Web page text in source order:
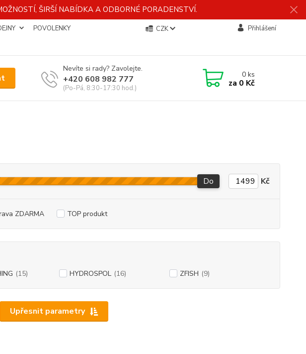
ŠIRŠÍ NABÍDKA A ODBORNÉ PORADENSTVÍ.
POVOLENKY
CZK Přihlášení
Nevíte si rady? Zavolejte.
+420 608 982 777
(Po-Pá, 8:30-17:30 hod.)
0ks
za 0 Kč
Upřesnit parametry
Do Kč
ZDARMA TOP produkt
(15) HYDROSPOL (16) ZFISH (9)